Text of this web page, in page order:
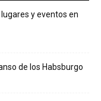
y eventos en
de los Habsburgo